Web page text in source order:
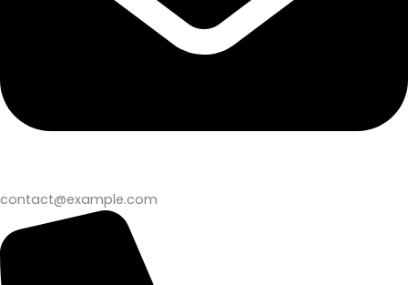
contact@example.com